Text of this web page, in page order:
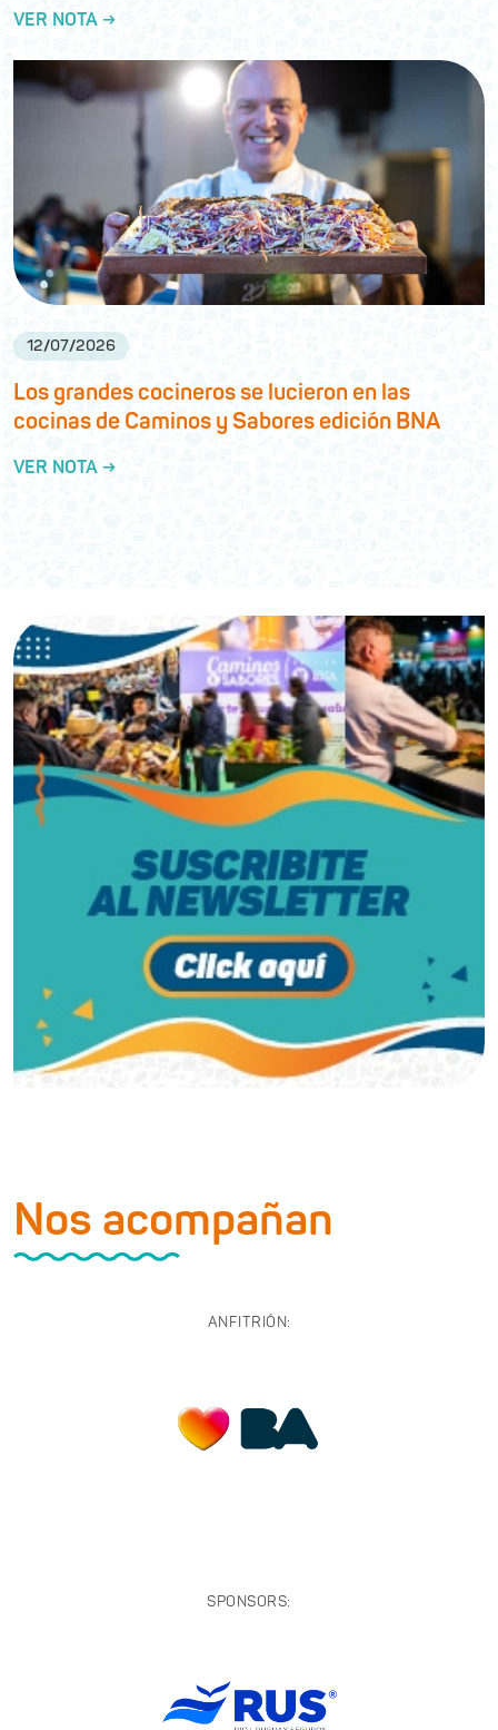
VER NOTA →
12/07/2026
Los grandes cocineros se lucieron en las
cocinas de Caminos y Sabores edición BNA
VER NOTA →
Nos acompañan
ANFITRIÓN:
SPONSORS: